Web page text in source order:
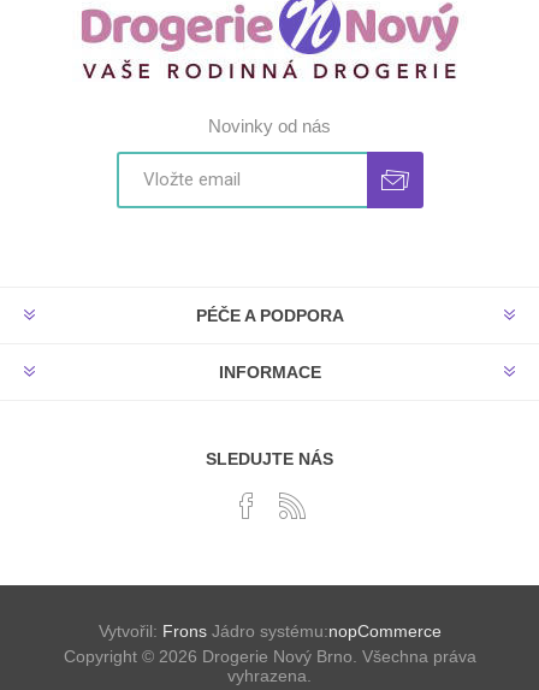
Novinky od nás
PÉČE A PODPORA
INFORMACE
SLEDUJTE NÁS
Vytvořil: FronsJádro systému:nopCommerce
Copyright © 2026 Drogerie Nový Brno. Všechna práva
vyhrazena.